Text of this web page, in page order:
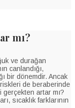
mı?
ve durağan
canlandığı,
bir dönemdir. Ancak
riskleri de beraberinde
artar mı?
sıcaklık farklarının